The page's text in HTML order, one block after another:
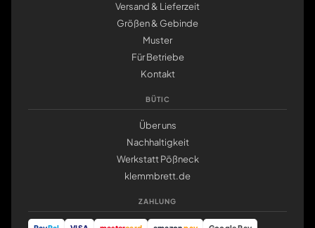
Versand & Lieferzeit
Größen & Gebinde
Muster
Für Betriebe
Kontakt
BÜTIC
Über uns
Nachhaltigkeit
Werkstatt Pößneck
klemmbrett.de
ZAHLUNG